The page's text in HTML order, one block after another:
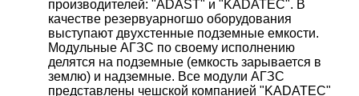
производителей: "ADAST" и "KADATEC". В
качестве резервуарногшо оборудования
выступают двухстенные подземные емкости.
Модульные АГЗС по своему исполнению
делятся на подземные (емкость зарывается в
землю) и надземные. Все модули АГЗС
представлены чешской компанией "KADATEC"